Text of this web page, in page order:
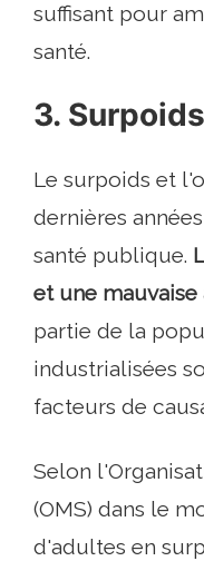
suffisant pour
santé.
3.
Le surpoids et
dernières
santé publique.
et une
partie de la
industrialisées
facteurs de
Selon
(OMS) dans le
d'adultes en